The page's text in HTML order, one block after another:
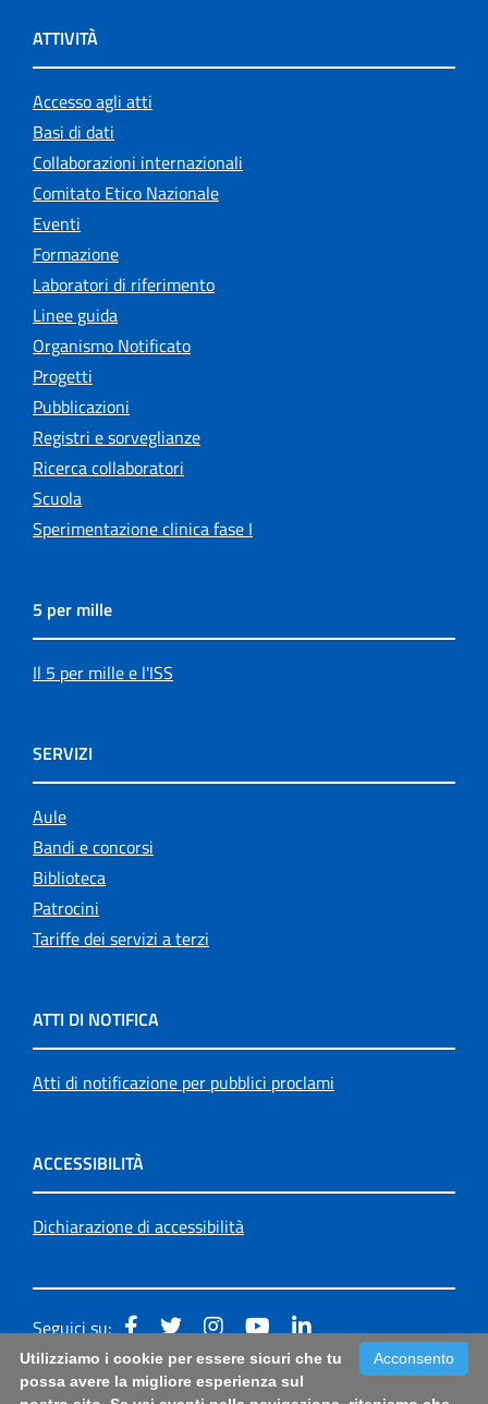
ATTIVITÀ
Accesso agli atti
Basi di dati
Collaborazioni internazionali
Comitato Etico Nazionale
Eventi
Formazione
Laboratori di riferimento
Linee guida
Organismo Notificato
Progetti
Pubblicazioni
Registri e sorveglianze
Ricerca collaboratori
Scuola
Sperimentazione clinica fase I
5 per mille
Il 5 per mille e l'ISS
SERVIZI
Aule
Bandi e concorsi
Biblioteca
Patrocini
Tariffe dei servizi a terzi
ATTI DI NOTIFICA
Atti di notificazione per pubblici proclami
ACCESSIBILITÀ
Dichiarazione di accessibilità
Seguici su:
Accessibilità: form di segnalazione di prima istanza per
Acconsento
Utilizziamo i cookie per essere sicuri che tu
possa avere la migliore esperienza sul